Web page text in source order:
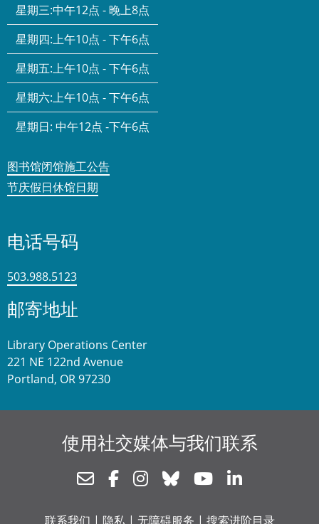
星期三:中午12点 - 晚上8点
星期四:上午10点 - 下午6点
星期五:上午10点 - 下午6点
星期六:上午10点 - 下午6点
星期日: 中午12点 -下午6点
图书馆闭馆施工公告
节庆假日休馆日期
电话号码
503.988.5123
邮寄地址
Library Operations Center
221 NE 122nd Avenue
Portland, OR 97230
使用社交媒体与我们联系
NewsletterFacebookInstagram
Bluesky Youtube
联系我们 | 隐私 | 无障碍服务 | 搜索进阶目录